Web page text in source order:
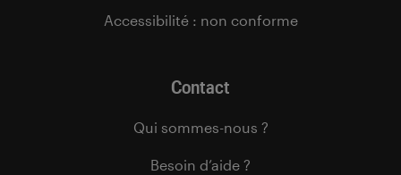
Accessibilité : non conforme
Contact
Qui sommes-nous ?
Besoin d’aide ?